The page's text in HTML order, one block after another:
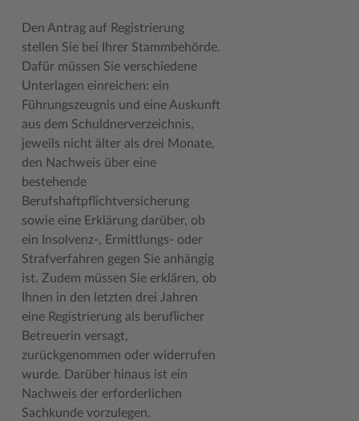
#MeinStormarn
Karrieretag
Den Antrag auf Registrierung
stellen Sie bei Ihrer Stammbehörde.
Dafür müssen Sie verschiedene
Unterlagen einreichen: ein
Führungszeugnis und eine Auskunft
aus dem Schuldnerverzeichnis,
jeweils nicht älter als drei Monate,
den Nachweis über eine
bestehende
Berufshaftpflichtversicherung
sowie eine Erklärung darüber, ob
ein Insolvenz-, Ermittlungs- oder
Strafverfahren gegen Sie anhängig
ist. Zudem müssen Sie erklären, ob
Ihnen in den letzten drei Jahren
eine Registrierung als beruflicher
Betreuerin versagt,
zurückgenommen oder widerrufen
wurde. Darüber hinaus ist ein
Nachweis der erforderlichen
Sachkunde vorzulegen.